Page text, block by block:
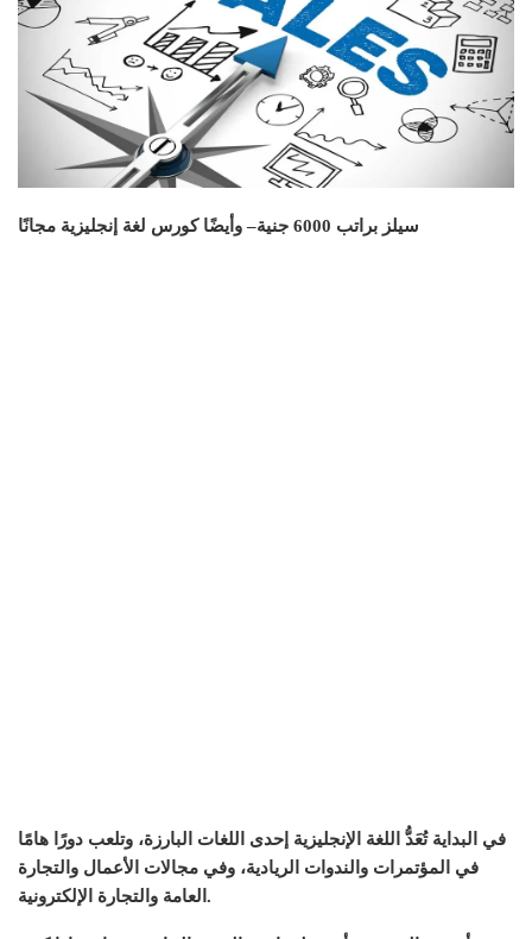
سيلز براتب 6000 جنية– وأيضًا كورس لغة إنجليزية مجانًا
في البداية تُعَدُّ اللغة الإنجليزية إحدى اللغات البارزة، وتلعب دورًا هامًا
في المؤتمرات والندوات الريادية، وفي مجالات الأعمال والتجارة
العامة والتجارة الإلكترونية.